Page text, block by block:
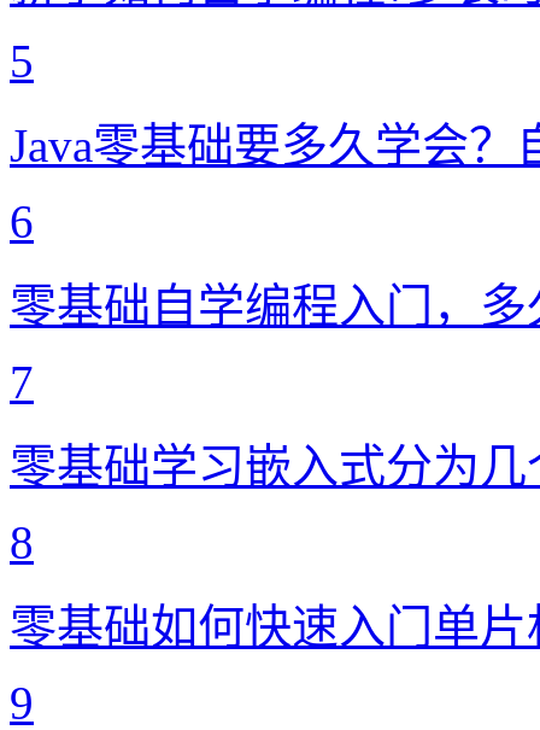
5
Java零基础要多久学会
6
零基础自学编程入门，
7
零基础学习嵌入式分为几
8
零基础如何快速入门单片
9